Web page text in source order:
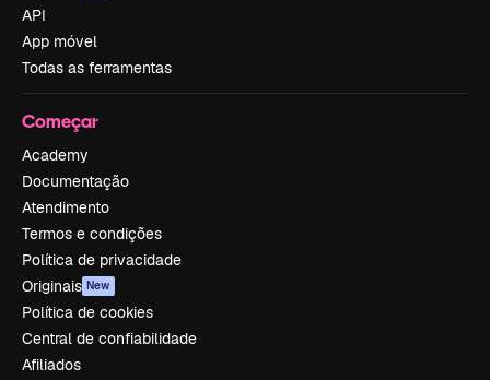
API
App móvel
Todas as ferramentas
Começar
Academy
Documentação
Atendimento
Termos e condições
Política de privacidade
Originais New
Política de cookies
Central de confiabilidade
Afiliados